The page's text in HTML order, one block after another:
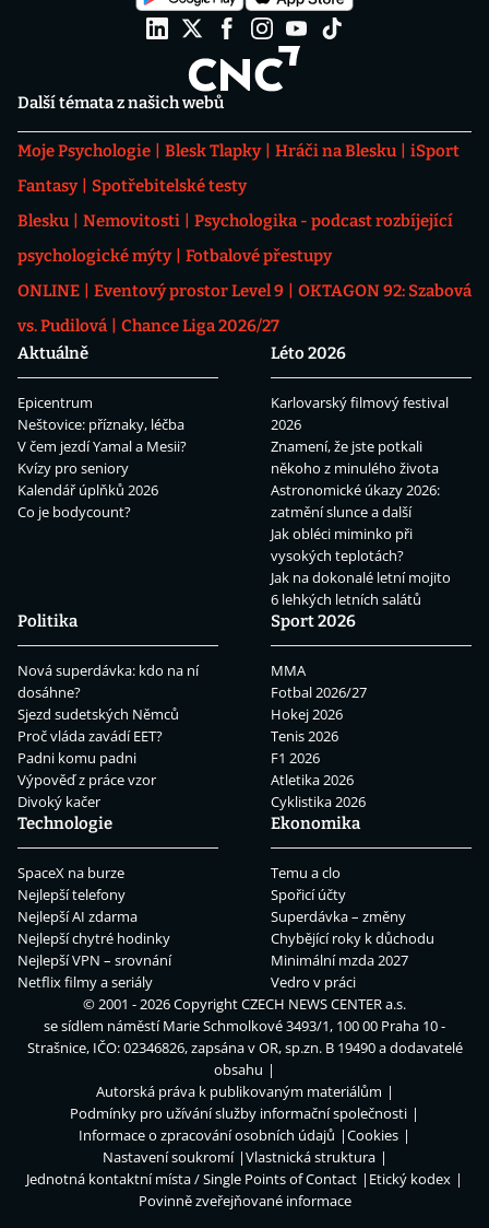
Další témata z našich webů
Moje Psychologie Blesk Tlapky Hráči na Blesku
iSport
Fantasy
Spotřebitelské testy
Blesku
Nemovitosti
Psychologika - podcast rozbíjející
psychologické mýty
Fotbalové přestupy
ONLINE
Eventový prostor Level 9
OKTAGON 92: Szabová
vs. Pudilová
Chance Liga 2026/27
Aktuálně
Epicentrum
Neštovice: příznaky, léčba
V čem jezdí Yamal a Mesii?
Kvízy pro seniory
Kalendář úplňků 2026
Co je bodycount?
Léto 2026
Karlovarský filmový festival
2026
Znamení, že jste potkali
někoho z minulého života
Astronomické úkazy 2026:
zatmění slunce a další
Jak obléci miminko při
vysokých teplotách?
Jak na dokonalé letní mojito
6 lehkých letních salátů
Politika
Nová superdávka: kdo na ní
dosáhne?
Sjezd sudetských Němců
Proč vláda zavádí EET?
Padni komu padni
Výpověď z práce vzor
Divoký kačer
Sport 2026
MMA
Fotbal 2026/27
Hokej 2026
Tenis 2026
F1 2026
Atletika 2026
Cyklistika 2026
Technologie
SpaceX na burze
Nejlepší telefony
Nejlepší AI zdarma
Nejlepší chytré hodinky
Nejlepší VPN – srovnání
Netflix filmy a seriály
Ekonomika
Temu a clo
Spořicí účty
Superdávka – změny
Chybějící roky k důchodu
Minimální mzda 2027
Vedro v práci
© 2001 - 2026 CopyrightCZECH NEWS CENTER a.s.
se sídlem náměstí Marie Schmolkové 3493/1, 100 00 Praha 10 -
Strašnice, IČO: 02346826, zapsána v OR, sp.zn. B 19490 a dodavatelé
obsahu
Autorská práva k publikovaným materiálům
Podmínky pro užívání služby informační společnosti
Informace o zpracování osobních údajů
Cookies
Nastavení soukromí
Vlastnická struktura
Jednotná kontaktní místa / Single Points of Contact
Etický kodex
Povinně zveřejňované informace